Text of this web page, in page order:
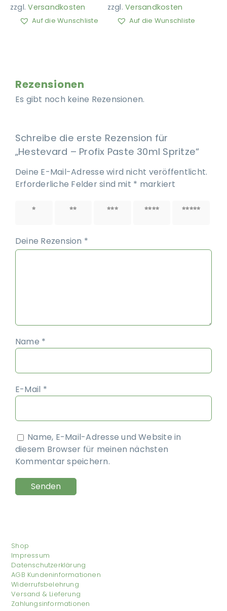
zzgl.Versandkosten
Auf die Wunschliste
zzgl.Versandkosten
Auf die Wunschliste
Rezensionen
Es gibt noch keine Rezensionen.
Schreibe die erste Rezension für
„Hestevard – Profix Paste 30ml Spritze“
Deine E-Mail-Adresse wird nicht veröffentlicht.
Erforderliche Felder sind mit * markiert
1 von 2 von 3 von 4 von 5 von
Deine Rezension *
Name *
E-Mail *
Name, E-Mail-Adresse und Website in
diesem Browser für meinen nächsten
Kommentar speichern.
Shop
Impressum
Datenschutzerklärung
AGB Kundeninformationen
Widerrufsbelehrung
Versand & Lieferung
Zahlungsinformationen